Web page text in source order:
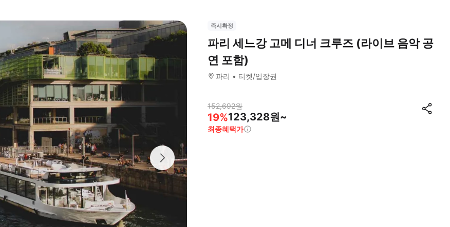
즉시확정
파리 세느강 고메 디너 크루즈 (라이브 음악 공
연 포함)
파리 티켓/입장권
152,692원
19%123,328원~
최종혜택가